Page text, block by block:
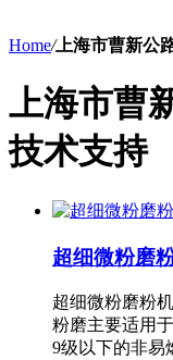
Home/上海市曹新公
上海市曹
技术支持
超细微粉磨
超细微粉磨粉
粉磨主要适用
9级以下的非易